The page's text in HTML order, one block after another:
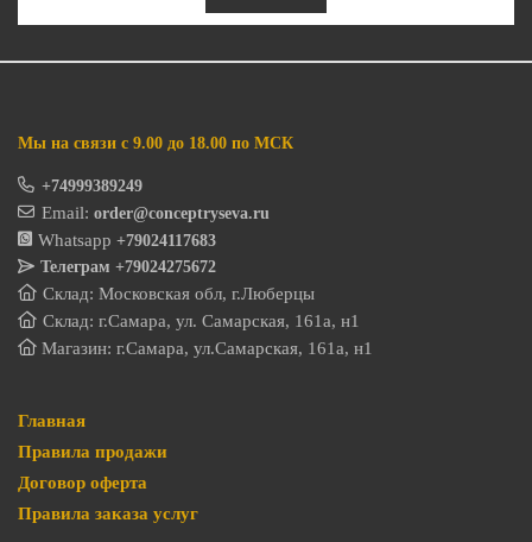
Мы на связи с 9.00 до 18.00 по МСК
+74999389249
Email: order@conceptryseva.ru
Whatsapp +79024117683
Телеграм +79024275672
Склад: Московская обл, г.Люберцы
Склад: г.Самара, ул. Самарская, 161а, н1
Магазин: г.Самара, ул.Самарская, 161а, н1
Главная
Правила продажи
Договор оферта
Правила заказа услуг